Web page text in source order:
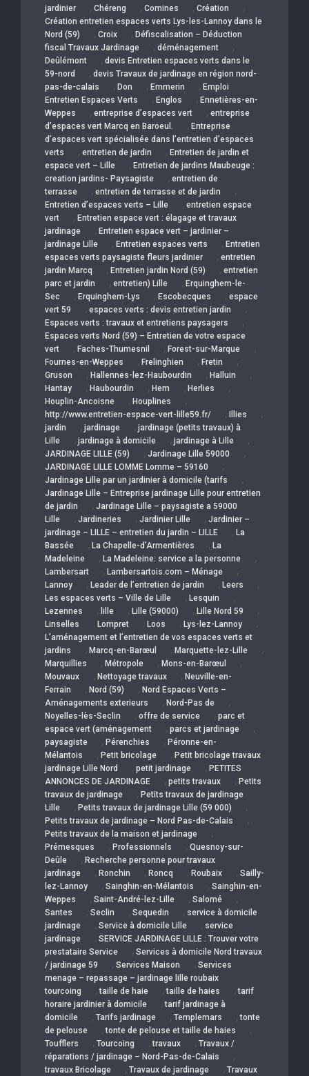
jardinier , Chéreng , Comines , Création ,
Création entretien espaces verts Lys-les-Lannoy dans le
Nord (59)
, Croix , Défiscalisation – Déduction
fiscal Travaux Jardinage
, déménagement ,
Deûlémont , devis Entretien espaces verts dans le
59-nord
, devis Travaux de jardinage en région nord-
pas-de-calais
, Don , Emmerin , Emploi
Entretien Espaces Verts
, Englos , Ennetières-en-
Weppes
, entreprise d’espaces vert , entreprise
d’espaces vert Marcq en Baroeul.
, Entreprise
d’espaces vert spécialisée dans l’entretien d’espaces
verts
, entretien de jardin , Entretien de jardin et
espace vert – Lille
, Entretien de jardins Maubeuge :
creation jardins- Paysagiste
, entretien de
terrasse
, entretien de terrasse et de jardin ,
Entretien d’espaces verts – Lille , entretien espace
vert
, Entretien espace vert : élagage et travaux
jardinage
, Entretien espace vert – jardinier –
jardinage Lille
, Entretien espaces verts , Entretien
espaces verts paysagiste fleurs jardinier
, entretien
jardin Marcq
, Entretien jardin Nord (59) , entretien
parc et jardin
, entretien) Lille , Erquinghem-le-
Sec
, Erquinghem-Lys , Escobecques , espace
vert 59
, espaces verts : devis entretien jardin ,
Espaces verts : travaux et entretiens paysagers ,
Espaces verts Nord (59) – Entretien de votre espace
vert
, Faches-Thumesnil , Forest-sur-Marque ,
Fournes-en-Weppes , Frelinghien , Fretin ,
Gruson , Hallennes-lez-Haubourdin , Halluin ,
Hantay , Haubourdin , Hem , Herlies ,
Houplin-Ancoisne , Houplines ,
http://www.entretien-espace-vert-lille59.fr/ , Illies ,
jardin , jardinage , jardinage (petits travaux) à
Lille
, jardinage à domicile , jardinage à Lille ,
JARDINAGE LILLE (59) , Jardinage Lille 59000 ,
JARDINAGE LILLE LOMME Lomme – 59160 ,
Jardinage Lille par un jardinier à domicile (tarifs ,
Jardinage Lille – Entreprise jardinage Lille pour entretien
de jardin
, Jardinage Lille – paysagiste a 59000
Lille
, Jardineries , Jardinier Lille , Jardinier –
jardinage – LILLE – entretien du jardin – LILLE
, La
Bassée
, La Chapelle-d’Armentières , La
Madeleine
, La Madeleine: service a la personne ,
Lambersart , Lambersartois.com – Ménage ,
Lannoy , Leader de l’entretien de jardin , Leers ,
Les espaces verts – Ville de Lille , Lesquin ,
Lezennes , lille , Lille (59000) , Lille Nord 59 ,
Linselles , Lompret , Loos , Lys-lez-Lannoy ,
L’aménagement et l’entretien de vos espaces verts et
jardins
, Marcq-en-Barœul , Marquette-lez-Lille ,
Marquillies , Métropole , Mons-en-Barœul ,
Mouvaux , Nettoyage travaux , Neuville-en-
Ferrain
, Nord (59) , Nord Espaces Verts –
Aménagements exterieurs
, Nord-Pas de ,
Noyelles-lès-Seclin , offre de service , parc et
espace vert (aménagement
, parcs et jardinage ,
paysagiste , Pérenchies , Péronne-en-
Mélantois
, Petit bricolage , Petit bricolage travaux
jardinage Lille Nord
, petit jardinage , PETITES
ANNONCES DE JARDINAGE
, petits travaux , Petits
travaux de jardinage
, Petits travaux de jardinage
Lille
, Petits travaux de jardinage Lille (59 000) ,
Petits travaux de jardinage – Nord Pas-de-Calais ,
Petits travaux de la maison et jardinage ,
Prémesques , Professionnels , Quesnoy-sur-
Deûle
, Recherche personne pour travaux
jardinage
, Ronchin , Roncq , Roubaix , Sailly-
lez-Lannoy
, Sainghin-en-Mélantois , Sainghin-en-
Weppes
, Saint-André-lez-Lille , Salomé ,
Santes , Seclin , Sequedin , service à domicile
jardinage
, Service à domicile Lille , service
jardinage
, SERVICE JARDINAGE LILLE : Trouver votre
prestataire Service
, Services à domicile Nord travaux
/ jardinage 59
, Services Maison , Services
menage – repassage – jardinage lille roubaix
tourcoing
,taille de haie ,taille de haies ,tarif
horaire jardinier à domicile
,tarif jardinage à
domicile
, Tarifs jardinage , Templemars ,tonte
de pelouse
,tonte de pelouse et taille de haies ,
Toufflers , Tourcoing ,travaux , Travaux /
réparations / jardinage – Nord-Pas-de-Calais
,
travaux Bricolage , Travaux de jardinage , Travaux